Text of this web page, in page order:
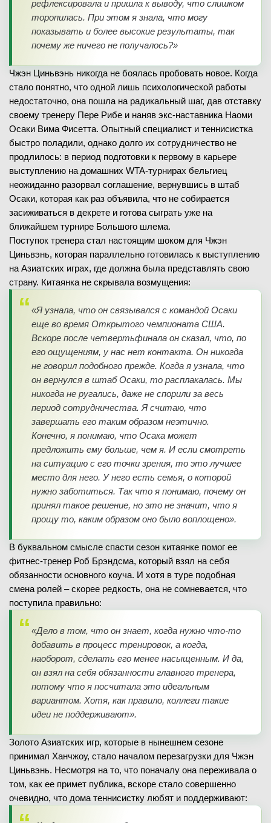
рефлексировала и пришла к выводу, что слишком
торопилась. При этом я знала, что могу
показывать и более высокие результаты, так
почему же ничего не получалось?»
Чжэн Циньвэнь никогда не боялась пробовать новое. Когда
стало понятно, что одной лишь психологической работы
недостаточно, она пошла на радикальный шаг, дав отставку
своему тренеру Пере Рибе и наняв экс-наставника Наоми
Осаки Вима Фисетта. Опытный специалист и теннисистка
быстро поладили, однако долго их сотрудничество не
продлилось: в период подготовки к первому в карьере
выступлению на домашних WTA-турнирах бельгиец
неожиданно разорвал соглашение, вернувшись в штаб
Осаки, которая как раз объявила, что не собирается
засиживаться в декрете и готова сыграть уже на
ближайшем турнире Большого шлема.
Поступок тренера стал настоящим шоком для Чжэн
Циньвэнь, которая параллельно готовилась к выступлению
на Азиатских играх, где должна была представлять свою
страну. Китаянка не скрывала возмущения:
«Я узнала, что он связывался с командой Осаки
еще во время Открытого чемпионата США.
Вскоре после четвертьфинала он сказал, что, по
его ощущениям, у нас нет контакта. Он никогда
не говорил подобного прежде. Когда я узнала, что
он вернулся в штаб Осаки, то расплакалась. Мы
никогда не ругались, даже не спорили за весь
период сотрудничества. Я считаю, что
завершать его таким образом неэтично.
Конечно, я понимаю, что Осака может
предложить ему больше, чем я. И если смотреть
на ситуацию с его точки зрения, то это лучшее
место для него. У него есть семья, о которой
нужно заботиться. Так что я понимаю, почему он
принял такое решение, но это не значит, что я
прощу то, каким образом оно было воплощено».
В буквальном смысле спасти сезон китаянке помог ее
фитнес-тренер Роб Брэндсма, который взял на себя
обязанности основного коуча. И хотя в туре подобная
смена ролей – скорее редкость, она не сомневается, что
поступила правильно:
«Дело в том, что он знает, когда нужно что-то
добавить в процесс тренировок, а когда,
наоборот, сделать его менее насыщенным. И да,
он взял на себя обязанности главного тренера,
потому что я посчитала это идеальным
вариантом. Хотя, как правило, коллеги такие
идеи не поддерживают».
Золото Азиатских игр, которые в нынешнем сезоне
принимал Ханчжоу, стало началом перезагрузки для Чжэн
Циньвэнь. Несмотря на то, что поначалу она переживала о
том, как ее примет публика, вскоре стало совершенно
очевидно, что дома теннисистку любят и поддерживают: